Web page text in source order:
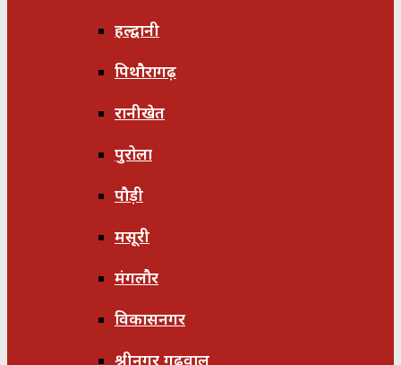
हल्द्वानी
पिथौरागढ़
रानीखेत
पुरोला
पौड़ी
मसूरी
मंगलौर
विकासनगर
श्रीनगर गढ़वाल